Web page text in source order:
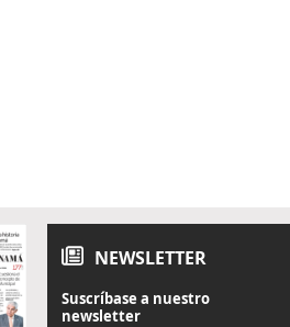
NEWSLETTER
Suscríbase a nuestro
newsletter